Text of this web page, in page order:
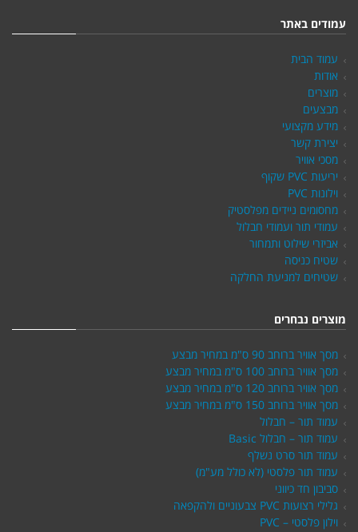
עמודים באתר
עמוד הבית
אודות
מוצרים
מבצעים
מידע מקצועי
יצירת קשר
מסכי אוויר
יריעות PVC שקוף
וילונות PVC
מחסומים ניידים מפלסטיק
עמודי תור ועמודי חבלול
אביזרי שילוט ותמחור
שטיח כניסה
שטיחים למניעת החלקה
מוצרים נבחרים
מסך אוויר ברוחב 90 ס"מ במחיר מבצע
מסך אוויר ברוחב 100 ס"מ במחיר מבצע
מסך אוויר ברוחב 120 ס"מ במחיר מבצע
מסך אוויר ברוחב 150 ס"מ במחיר מבצע
עמוד תור – חבלול
עמוד תור – חבלול Basic
עמוד תור סרט נשלף
עמוד תור פלסטי (לא כולל מע"מ)
סביבון חד כיווני
גלילי רצועות PVC צבעוניים ולהקפאה
וילון פלסטי – PVC